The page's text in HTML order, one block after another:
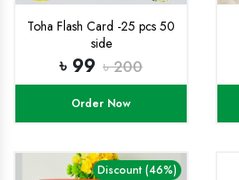
Toha Flash Card -25 pcs 50
side
৳ 99 ৳ 200
Order Now
Discount (46%)